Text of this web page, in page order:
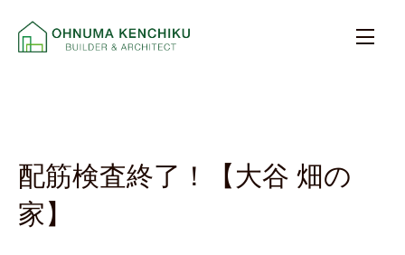
配筋検査終了！【大谷 畑の
家】